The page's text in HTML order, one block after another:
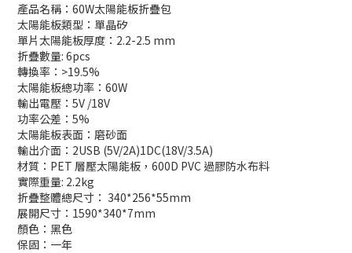
產品名稱：60W太陽能板折疊包
太陽能板類型：單晶矽
單片太陽能板厚度：2.2-2.5 mm
折疊數量: 6pcs
轉換率：>19.5%
太陽能板總功率：60W
輸出電壓：5V /18V
功率公差：5%
太陽能板表面：磨砂面
輸出介面：2USB (5V/2A)1DC(18V/3.5A)
材質：PET 層壓太陽能板，600D PVC 過膠防水布料
實際重量: 2.2kg
折疊整體總尺寸： 340*256*55mm
展開尺寸：1590*340*7mm
顏色：黑色
保固：一年